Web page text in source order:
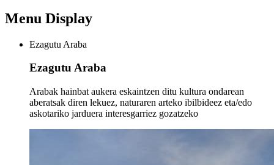
Menu Display
Ezagutu Araba
Ezagutu Araba
Arabak hainbat aukera eskaintzen ditu kultura ondarean
aberatsak diren lekuez, naturaren arteko ibilbideez eta/edo
askotariko jarduera interesgarriez gozatzeko